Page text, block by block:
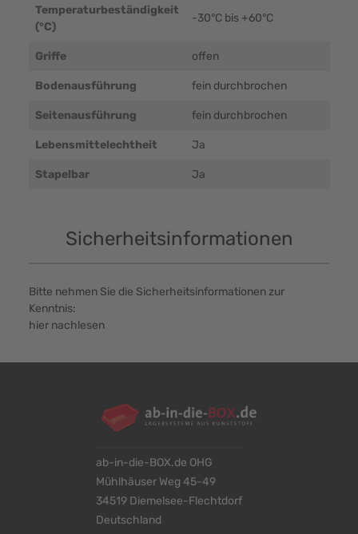
Temperaturbeständigkeit
(°C)
-30°C bis +60°C
Griffe offen
Bodenausführung fein durchbrochen
Seitenausführung fein durchbrochen
Lebensmittelechtheit Ja
Stapelbar Ja
Sicherheitsinformationen
Bitte nehmen Sie die Sicherheitsinformationen zur
Kenntnis:
hier nachlesen
ab-in-die-BOX.de OHG
Mühlhäuser Weg 45-49
34519 Diemelsee-Flechtdorf
Deutschland